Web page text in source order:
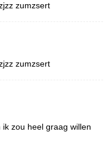
zumzsert
zumzsert
zou heel graag willen